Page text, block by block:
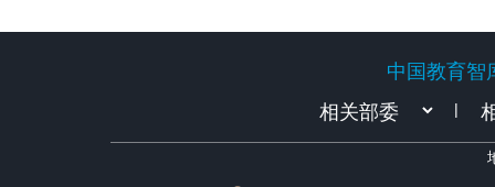
中国教育智
|